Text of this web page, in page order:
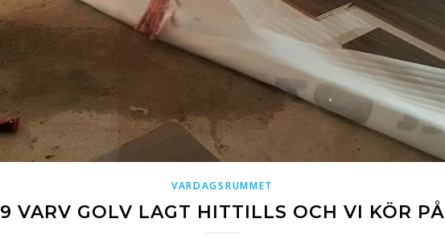
VARDAGSRUMMET
9 VARV GOLV LAGT HITTILLS OCH VI KÖR PÅ